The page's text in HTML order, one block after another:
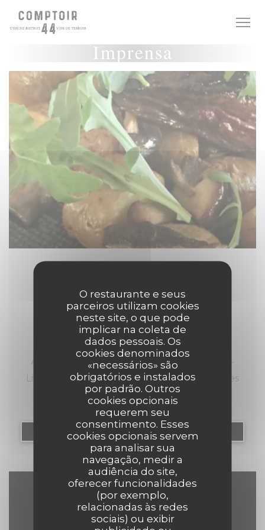
Painel de Gerenciamento de Cookies
O restaurante e seus
parceiros utilizam cookies
neste site, o que pode
implicar na coleta de
dados pessoais. Os
cookies denominados
«necessários» são
obrigatórios e instalados
por padrão. Outros
cookies opcionais
requerem seu
consentimento. Esses
cookies opcionais servem
para analisar sua
navegação, medir a
audiência do site,
oferecer funcionalidades
(por exemplo,
relacionadas às redes
sociais) ou exibir
Imprensa
Comptoir 44 : cuisine de saison et
charme d’antan
Au 44 de la typique rue de Gand du Vieux-
Lille, on découvre une brasserie aux charmes
d’antan avec ses briques et ses poutres
apparentes le tout dans une ambiance bistrot
décontractée : bienvenue au Comptoir 44 !
Au Comptoir 44, c’est une cuisine saisonnière
et variée qui est proposée avec une exigence
particulière pour la qualité et la fraîcheur des
produits issus essentiellement de la Région.
C’est pour cette raison que la carte du jour
LER O ARTIGO
Mapa e Contacto